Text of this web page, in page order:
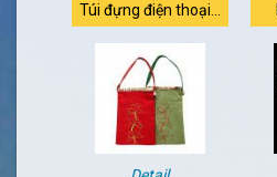
Túi đựng điện thoại...